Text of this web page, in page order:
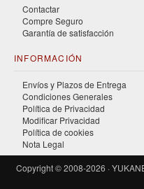
Contactar
Compre Seguro
Garantía de satisfacción
INFORMACIÓN
Envíos y Plazos de Entrega
Condiciones Generales
Política de Privacidad
Modificar Privacidad
Política de cookies
Nota Legal
Copyright © 2008-2026 ·